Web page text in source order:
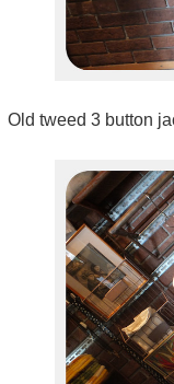
Old tweed 3 button